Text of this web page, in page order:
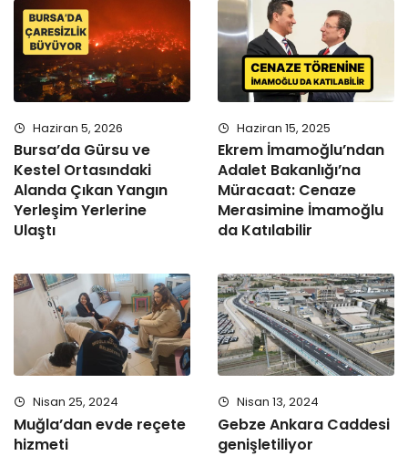
Haziran 5, 2026
Bursa’da Gürsu ve
Kestel Ortasındaki
Alanda Çıkan Yangın
Yerleşim Yerlerine
Ulaştı
Haziran 15, 2025
Ekrem İmamoğlu’ndan
Adalet Bakanlığı’na
Müracaat: Cenaze
Merasimine İmamoğlu
da Katılabilir
Nisan 25, 2024
Muğla’dan evde reçete
hizmeti
Nisan 13, 2024
Gebze Ankara Caddesi
genişletiliyor